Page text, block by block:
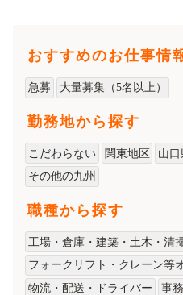
おすすめのお仕事情
急募 大量募集（5名以上）
勤務地から探す
こだわらない 関東地区 山口
その他の九州
職種から探す
工場・倉庫・建築・土木・清
フォークリフト・クレーン等
物流・配送・ドライバー
事